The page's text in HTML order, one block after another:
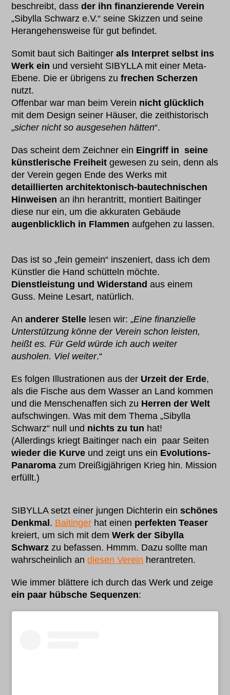
beschreibt, dassder ihn finanzierende Verein
„Sibylla Schwarz e.V.“ seine Skizzen und seine
Herangehensweise für gut befindet.
Somit baut sich Baitingerals Interpret selbst ins
Werk ein und versieht SIBYLLA mit einer Meta-
Ebene. Die er übrigens zufrechen Scherzen
nutzt.
Offenbar war man beim Verein nicht glücklich
mit dem Design seiner Häuser, die zeithistorisch
„sicher nicht so ausgesehen hätten“.
Das scheint dem Zeichner ein Eingriff in seine
künstlerische Freiheit gewesen zu sein, denn als
der Verein gegen Ende des Werks mit
detaillierten architektonisch-bautechnischen
Hinweisen an ihn herantritt, montiert Baitinger
diese nur ein, um die akkuraten Gebäude
augenblicklich in Flammen aufgehen zu lassen.
Das ist so „fein gemein“ inszeniert, dass ich dem
Künstler die Hand schütteln möchte.
Dienstleistung und Widerstand aus einem
Guss. Meine Lesart, natürlich.
Ananderer Stelle lesen wir: „Eine finanzielle
Unterstützung könne der Verein schon leisten,
heißt es. Für Geld würde ich auch weiter
ausholen. Viel weiter.“
Es folgen Illustrationen aus der Urzeit der Erde,
als die Fische aus dem Wasser an Land kommen
und die Menschenaffen sich zu Herren der Welt
aufschwingen. Was mit dem Thema „Sibylla
Schwarz“ null und nichts zu tun hat!
(Allerdings kriegt Baitinger nach ein paar Seiten
wieder die Kurve und zeigt uns ein Evolutions-
Panaroma zum Dreißigjährigen Krieg hin. Mission
erfüllt.)
SIBYLLA setzt einer jungen Dichterin einschönes
Denkmal . Baitinger hat einen perfekten Teaser
kreiert, um sich mit demWerk der Sibylla
Schwarz zu befassen. Hmmm. Dazu sollte man
wahrscheinlich andiesen Verein herantreten.
Wie immer blättere ich durch das Werk und zeige
ein paar hübsche Sequenzen: